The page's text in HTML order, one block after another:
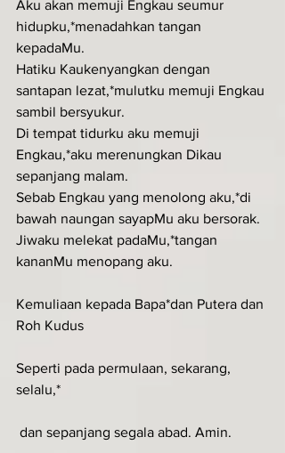
Aku akan memuji Engkau seumur
hidupku,*menadahkan tangan
kepadaMu.
Hatiku Kaukenyangkan dengan
santapan lezat,*mulutku memuji Engkau
sambil bersyukur.
Di tempat tidurku aku memuji
Engkau,*aku merenungkan Dikau
sepanjang malam.
Sebab Engkau yang menolong aku,*di
bawah naungan sayapMu aku bersorak.
Jiwaku melekat padaMu,*tangan
kananMu menopang aku.
Kemuliaan kepada Bapa*dan Putera dan
Roh Kudus
Seperti pada permulaan, sekarang,
selalu,*
dan sepanjang segala abad. Amin.